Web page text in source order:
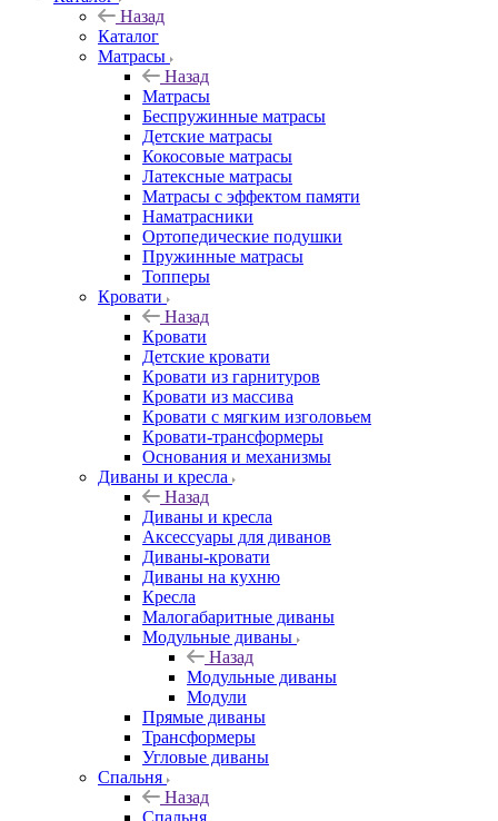
Назад
Каталог
Матрасы
Назад
Матрасы
Беспружинные матрасы
Детские матрасы
Кокосовые матрасы
Латексные матрасы
Матрасы с эффектом памяти
Наматрасники
Ортопедические подушки
Пружинные матрасы
Топперы
Кровати
Назад
Кровати
Детские кровати
Кровати из гарнитуров
Кровати из массива
Кровати с мягким изголовьем
Кровати-трансформеры
Основания и механизмы
Диваны и кресла
Назад
Диваны и кресла
Аксессуары для диванов
Диваны-кровати
Диваны на кухню
Кресла
Малогабаритные диваны
Модульные диваны
Назад
Модульные диваны
Модули
Прямые диваны
Трансформеры
Угловые диваны
Спальня
Назад
Спальня